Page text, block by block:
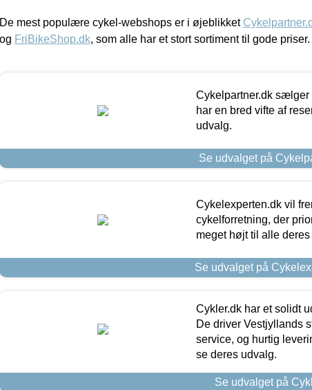
De mest populære cykel-webshops er i øjeblikket
og FriBikeShop.dk, som alle har et stort sortiment til gode priser.
Cykelpartner.dk sælger
har en bred vifte af
udvalg.
Se udvalget på
Cykelexperten.dk vil
cykelforretning, der
meget højt til alle
Se udvalget på
Cykler.dk har et solidt
De driver Vestjyllands
service, og hurtig
se deres udvalg.
Se udvalget på